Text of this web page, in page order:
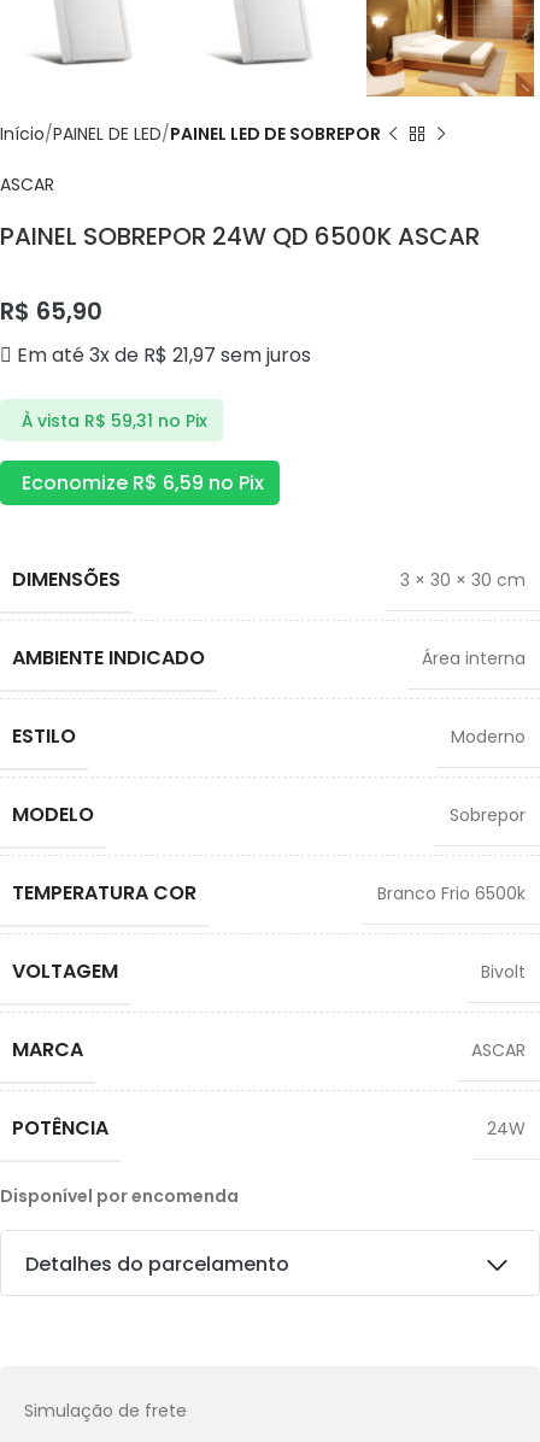
Início PAINEL DE LED PAINEL LED DE SOBREPOR
ASCAR
PAINEL SOBREPOR 24W QD 6500K ASCAR
R$ 65,90
Em até 3x de R$ 21,97 sem juros
À vista R$ 59,31 no Pix
Economize R$ 6,59 no Pix
DIMENSÕES 3 × 30 × 30 cm
AMBIENTE INDICADO Área interna
ESTILO Moderno
MODELO Sobrepor
TEMPERATURA COR Branco Frio 6500k
VOLTAGEM Bivolt
MARCA ASCAR
POTÊNCIA 24W
Disponível por encomenda
Detalhes do parcelamento
Simulação de frete